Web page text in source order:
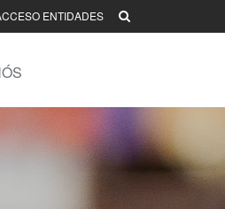
ENTIDADES